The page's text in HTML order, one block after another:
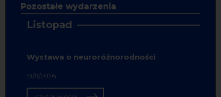
Pozostałe wydarzenia
Listopad
Wystawa o neuroróżnorodności
19/11/2026